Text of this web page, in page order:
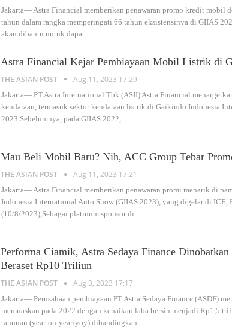
Jakarta— Astra Financial memberikan penawaran promo kredit mobil
tahun dalam rangka memperingati 66 tahun eksistensinya di GIIAS
akan dibantu untuk dapat
Astra Financial Kejar Pembiayaan Mobil Listrik di
THE ASIAN POST Aug 11, 2023 17:29
Jakarta— PT Astra International Tbk (ASII) Astra Financial
kendaraan, termasuk sektor kendaraan listrik di Gaikindo Indonesia
2023.Sebelumnya, pada GIIAS 2022,
Mau Beli Mobil Baru? Nih, ACC Group Tebar
THE ASIAN POST Aug 11, 2023 17:21
Jakarta— Astra Financial memberikan penawaran promi menarik di
Indonesia International Auto Show (GIIAS 2023), yang digelar di ICE,
(10/8/2023),Sebagai platinum sponsor di
Performa Ciamik, Astra Sedaya Finance
Beraset Rp10 Triliun
THE ASIAN POST Aug 3, 2023 17:17
Jakarta— Perusahaan pembiayaan PT Astra Sedaya Finance (ASDF)
memuaskan pada 2022 dengan kenaikan laba bersih menjadi Rp1,5
tahunan (year-on-year/yoy) dibandingkan…